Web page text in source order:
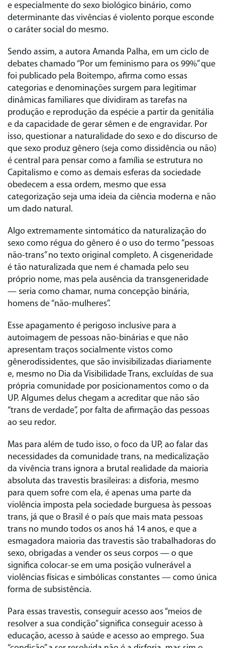
e especialmente do sexo biológico binário, como
determinante das vivências é violento porque esconde
o caráter social do mesmo.
Sendo assim, a autora Amanda Palha, em um ciclo de
debates chamado “Por um feminismo para os 99%” que
foi publicado pela Boitempo, afirma como essas
categorias e denominações surgem para legitimar
dinâmicas familiares que dividiram as tarefas na
produção e reprodução da espécie a partir da genitália
e da capacidade de gerar sêmen e de engravidar. Por
isso, questionar a naturalidade do sexo e do discurso de
que sexo produz gênero (seja como dissidência ou não)
é central para pensar como a família se estrutura no
Capitalismo e como as demais esferas da sociedade
obedecem a essa ordem, mesmo que essa
categorização seja uma ideia da ciência moderna e não
um dado natural.
Algo extremamente sintomático da naturalização do
sexo como régua do gênero é o uso do termo “pessoas
não-trans” no texto original completo. A cisgeneridade
é tão naturalizada que nem é chamada pelo seu
próprio nome, mas pela ausência da transgeneridade
— seria como chamar, numa concepção binária,
homens de “não-mulheres”.
Esse apagamento é perigoso inclusive para a
autoimagem de pessoas não-binárias e que não
apresentam traços socialmente vistos como
gênerodissidentes, que são invisibilizadas diariamente
e, mesmo no Dia da Visibilidade Trans, excluídas de sua
própria comunidade por posicionamentos como o da
UP. Algumes delus chegam a acreditar que não são
“trans de verdade”, por falta de afirmação das pessoas
ao seu redor.
Mas para além de tudo isso, o foco da UP, ao falar das
necessidades da comunidade trans, na medicalização
da vivência trans ignora a brutal realidade da maioria
absoluta das travestis brasileiras: a disforia, mesmo
para quem sofre com ela, é apenas uma parte da
violência imposta pela sociedade burguesa às pessoas
trans, já que o Brasil é o país que mais mata pessoas
trans no mundo todos os anos há 14 anos, e que a
esmagadora maioria das travestis são trabalhadoras do
sexo, obrigadas a vender os seus corpos — o que
significa colocar-se em uma posição vulnerável a
violências físicas e simbólicas constantes — como única
forma de subsistência.
Para essas travestis, conseguir acesso aos “meios de
resolver a sua condição” significa conseguir acesso à
educação, acesso à saúde e acesso ao emprego. Sua